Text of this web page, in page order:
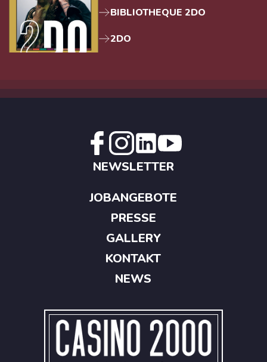
BIBLIOTHEQUE 2DO
2DO
NEWSLETTER
JOBANGEBOTE
PRESSE
GALLERY
KONTAKT
NEWS